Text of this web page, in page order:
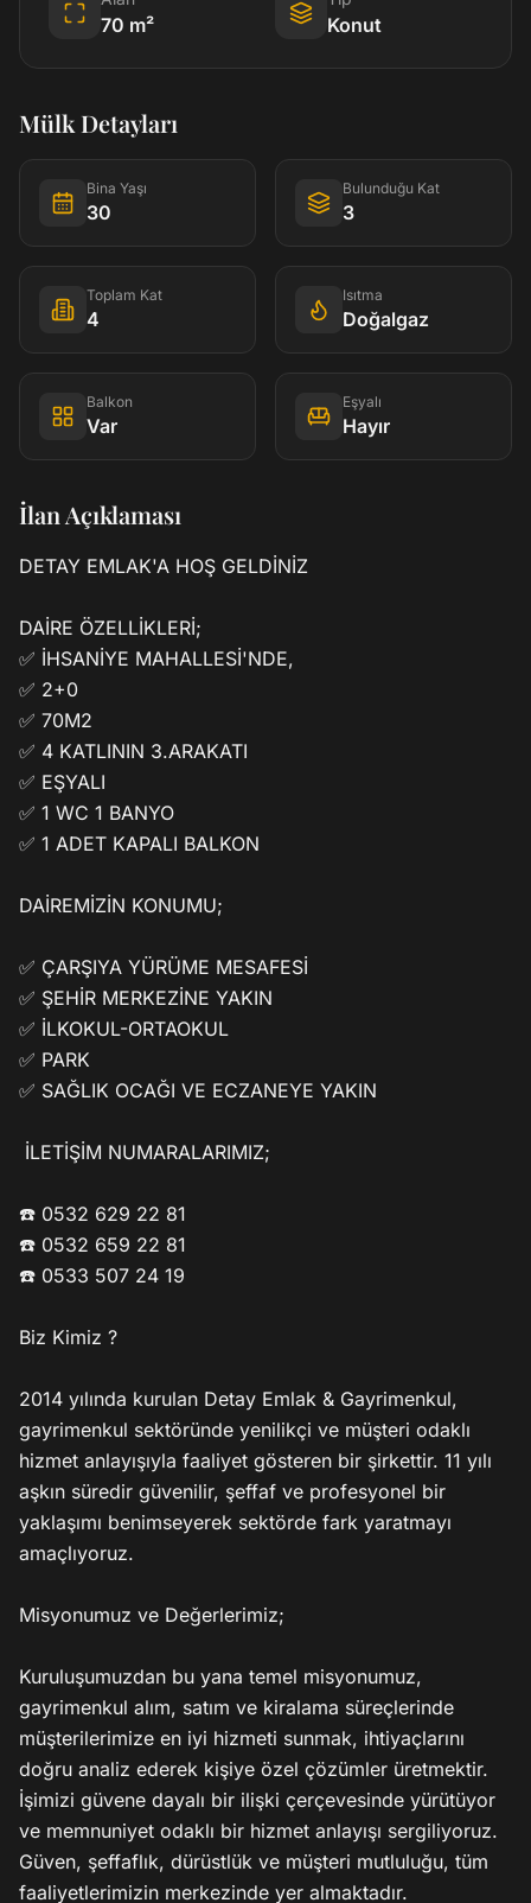
70 m² Konut
Mülk Detayları
Bina Yaşı
30
Bulunduğu Kat
3
Toplam Kat
4
Isıtma
Doğalgaz
Balkon
Var
Eşyalı
Hayır
İlan Açıklaması
DETAY EMLAK'A HOŞ GELDİNİZ
DAİRE ÖZELLİKLERİ;
✅ İHSANİYE MAHALLESİ'NDE,
✅ 2+0
✅ 70M2
✅ 4 KATLININ 3.ARAKATI
✅ EŞYALI
✅ 1 WC 1 BANYO
✅ 1 ADET KAPALI BALKON
DAİREMİZİN KONUMU;
✅ ÇARŞIYA YÜRÜME MESAFESİ
﻿✅ ŞEHİR MERKEZİNE YAKIN
✅ İLKOKUL-ORTAOKUL
✅ PARK
✅ SAĞLIK OCAĞI VE ECZANEYE YAKIN
☎️ 0532 629 22 81
☎️ 0532 659 22 81
☎️ 0533 507 24 19
Biz Kimiz ?
2014 yılında kurulan Detay Emlak & Gayrimenkul,
gayrimenkul sektöründe yenilikçi ve müşteri odaklı
hizmet anlayışıyla faaliyet gösteren bir şirkettir. 11 yılı
aşkın süredir güvenilir, şeffaf ve profesyonel bir
yaklaşımı benimseyerek sektörde fark yaratmayı
amaçlıyoruz.
Misyonumuz ve Değerlerimiz;
Kuruluşumuzdan bu yana temel misyonumuz,
gayrimenkul alım, satım ve kiralama süreçlerinde
müşterilerimize en iyi hizmeti sunmak, ihtiyaçlarını
doğru analiz ederek kişiye özel çözümler üretmektir.
İşimizi güvene dayalı bir ilişki çerçevesinde yürütüyor
ve memnuniyet odaklı bir hizmet anlayışı sergiliyoruz.
Güven, şeffaflık, dürüstlük ve müşteri mutluluğu, tüm
faaliyetlerimizin merkezinde yer almaktadır.